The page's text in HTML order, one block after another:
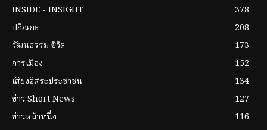
INSIDE - INSIGHT
378
ปกิณกะ
208
วัฒนธรรม ชีวิต
173
การเมือง
152
เสียงอิสระประชาชน
134
ข่าว Short News
127
ข่าวหน้าหนึ่ง
116